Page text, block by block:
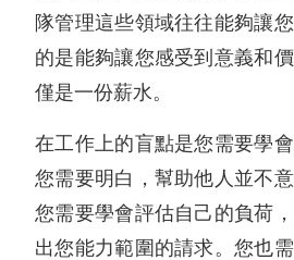
隊管理這些領域往往能夠讓
的是能夠讓您感受到意義和
僅是一份薪水。
在工作上的盲點是您需要學
您需要明白，幫助他人並不
您需要學會評估自己的負荷
出您能力範圍的請求。您也